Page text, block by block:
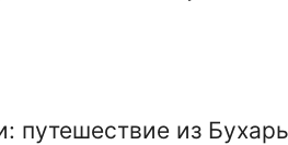
путешествие из